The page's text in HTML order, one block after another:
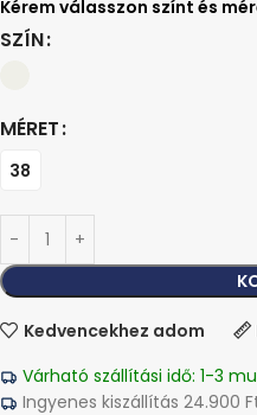
SZÍN
MÉRET
38
Kedvencekhez adom
Várható szállítási idő: 1-3
Ingyenes kiszállítás 24.900